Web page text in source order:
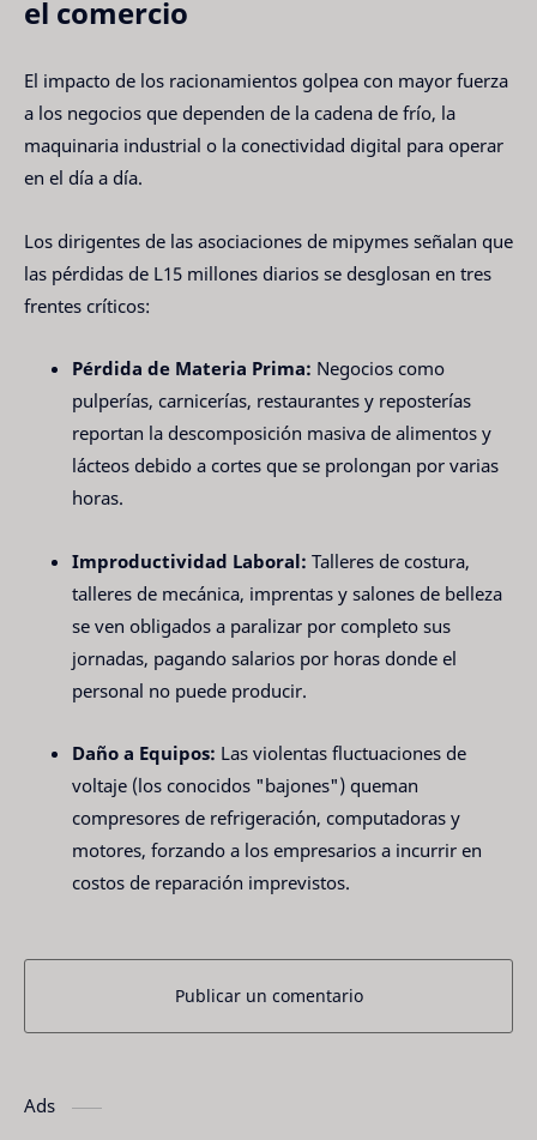
el comercio
El impacto de los racionamientos golpea con mayor fuerza
a los negocios que dependen de la cadena de frío, la
maquinaria industrial o la conectividad digital para operar
en el día a día.
Los dirigentes de las asociaciones de mipymes señalan que
las pérdidas de L15 millones diarios se desglosan en tres
frentes críticos:
Pérdida de Materia Prima: Negocios como
pulperías, carnicerías, restaurantes y reposterías
reportan la descomposición masiva de alimentos y
lácteos debido a cortes que se prolongan por varias
horas.
Improductividad Laboral: Talleres de costura,
talleres de mecánica, imprentas y salones de belleza
se ven obligados a paralizar por completo sus
jornadas, pagando salarios por horas donde el
personal no puede producir.
Daño a Equipos: Las violentas fluctuaciones de
voltaje (los conocidos "bajones") queman
compresores de refrigeración, computadoras y
motores, forzando a los empresarios a incurrir en
costos de reparación imprevistos.
Publicar un comentario
Ads